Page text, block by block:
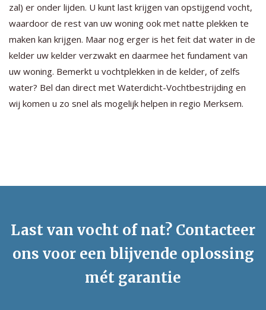
zal) er onder lijden. U kunt last krijgen van opstijgend vocht,
waardoor de rest van uw woning ook met natte plekken te
maken kan krijgen. Maar nog erger is het feit dat water in de
kelder uw kelder verzwakt en daarmee het fundament van
uw woning. Bemerkt u vochtplekken in de kelder, of zelfs
water? Bel dan direct met Waterdicht-Vochtbestrijding en
wij komen u zo snel als mogelijk helpen in regio Merksem.
Last van vocht of nat? Contacteer
ons voor een blijvende oplossing
mét garantie